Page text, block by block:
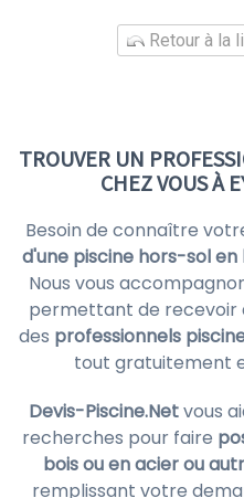
Retour à la
TROUVER UN
CHEZ VOUS À
Besoin de connaître
d'une piscine hors-sol
Nous vous
permettant de recevoir
des professionnels
tout gratuitement
Devis-Piscine.Netvous
recherches pour faire
bois ou en acier ou
remplissant votre